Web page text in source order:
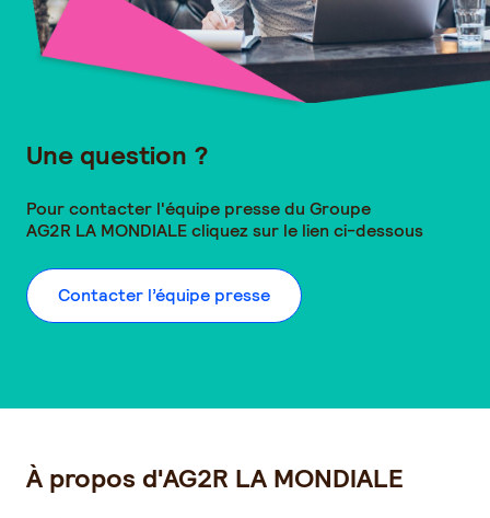
Une question ?
Pour contacter l'équipe presse du Groupe
AG2R LA MONDIALEcliquez sur le lien ci-dessous
Contacter l’équipe presse
À propos d'AG2R LA MONDIALE